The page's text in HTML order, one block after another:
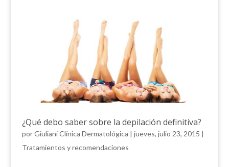
¿Qué debo saber sobre la depilación definitiva?
porGiuliani Clínica Dermatológica | jueves, julio 23, 2015 |
Tratamientos y recomendaciones